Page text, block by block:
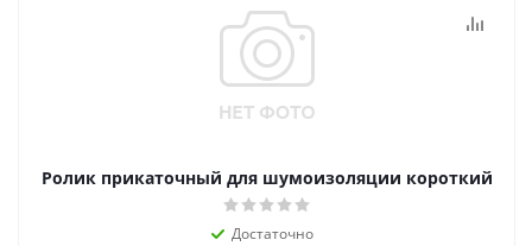
Ролик прикаточный для шумоизоляции короткий
Достаточно